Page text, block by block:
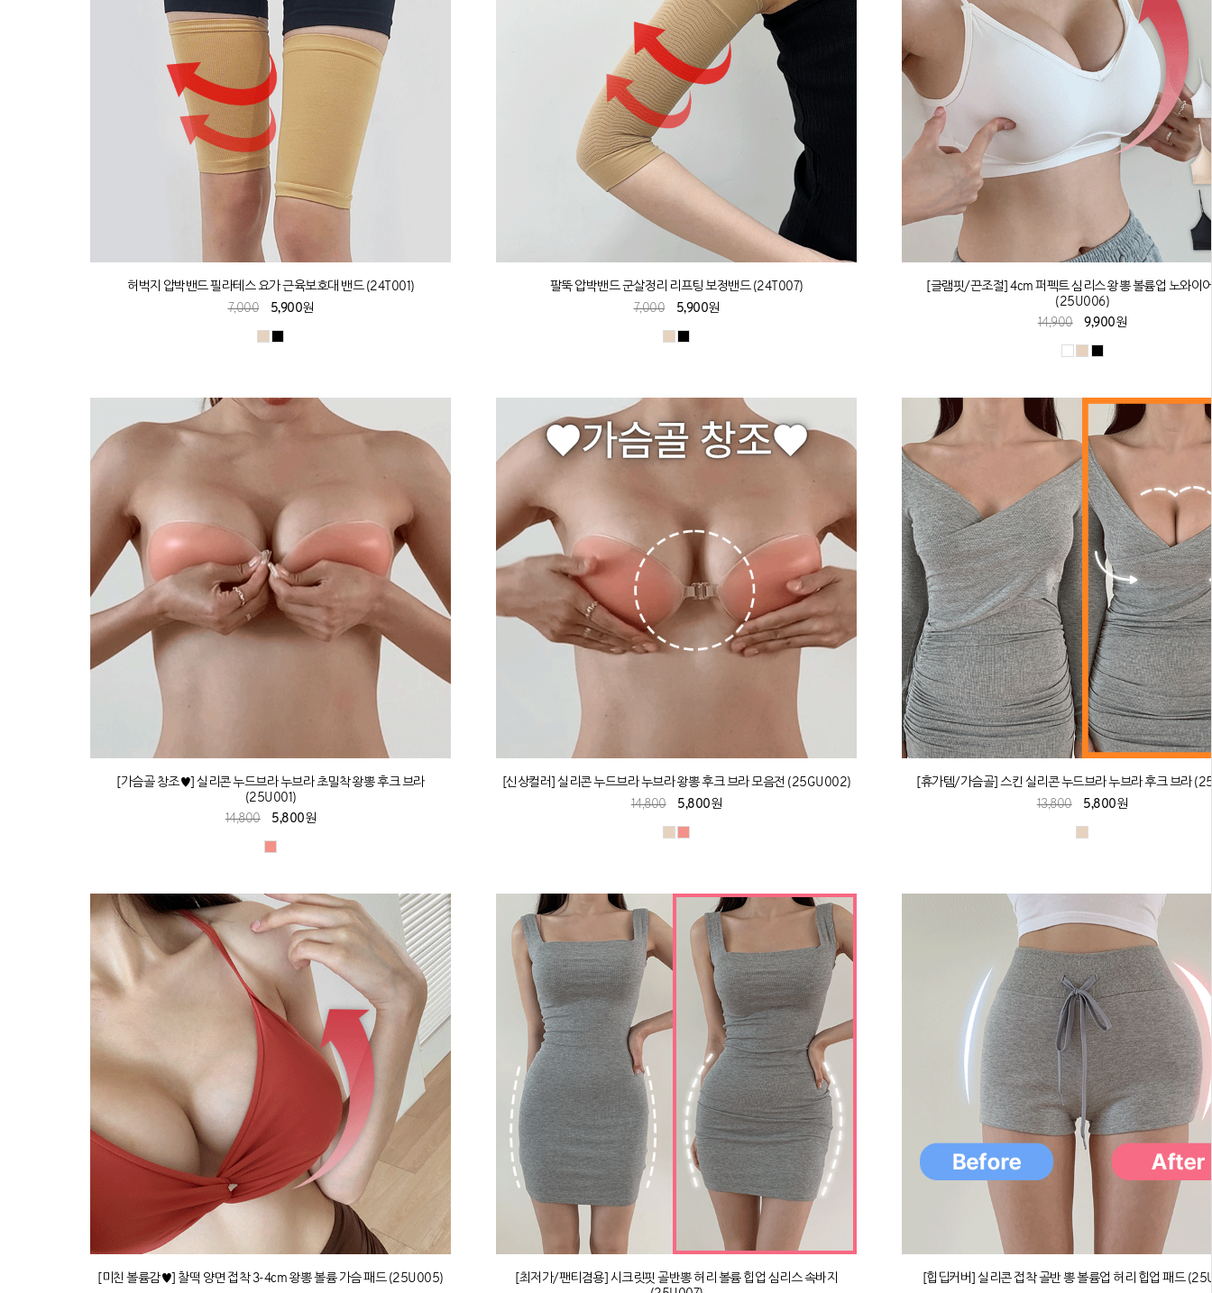
허벅지 압박밴드 필라테스 요가 근육보호대 밴드 (24T001)
7,000
5,900원
팔뚝 압박밴드 군살정리 리프팅 보정밴드 (24T007)
7,000
5,900원
[글램핏/끈조절] 4cm 퍼펙트 심리스 왕뽕 볼륨업 노와이
(25U006)
14,900
9,900원
[가슴골 창조♥] 실리콘 누드브라 누브라 초밀착 왕뽕 후크 브라
(25U001)
14,800
5,800원
[신상컬러] 실리콘 누드브라 누브라 왕뽕 후크 브라 모음전 (25GU002)
14,800
5,800원
[휴가템/가슴골] 스킨 실리콘 누드브라 누브라 후크 브라
13,800
5,800원
[미친 볼륨감♥] 찰떡 양면 접착 3-4cm 왕뽕 볼륨 가슴 패드 (25U005)
[최저가/팬티겸용] 시크릿핏 골반뽕 허리 볼륨 힙업 심리스 속바지
[힙딥커버] 실리콘 접착 골반 뽕 볼륨업 허리 힙업 패드